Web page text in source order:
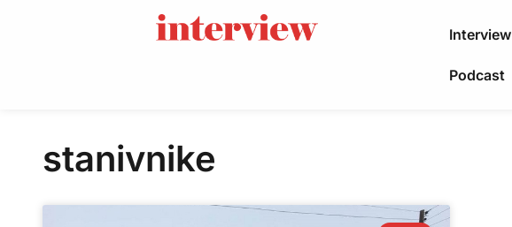
Interview
Podcast
stanivnike